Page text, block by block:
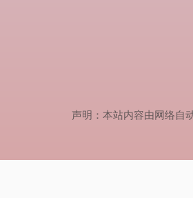
声明：本站内容由网络自